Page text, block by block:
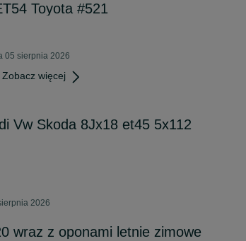
Toyota #521
05 sierpnia 2026
Zobacz więcej
Vw Skoda 8Jx18 et45 5x112
2026
wraz z oponami letnie zimowe